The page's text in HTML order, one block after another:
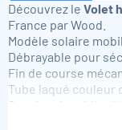
Découvrez le Volet
France par Wood.
Modèle solaire
Débrayable pour
Fin de course
Tube laqué couleur
Sangles du tablier à
Tablier de lames